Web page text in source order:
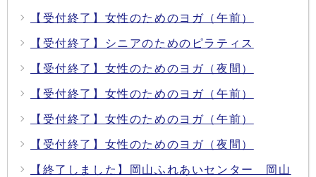
【受付終了】女性のためのヨガ（午前）
【受付終了】シニアのためのピラティス
【受付終了】女性のためのヨガ（夜間）
【受付終了】女性のためのヨガ（午前）
【受付終了】女性のためのヨガ（午前）
【受付終了】女性のためのヨガ（夜間）
【終了しました】岡山ふれあいセンター 岡山